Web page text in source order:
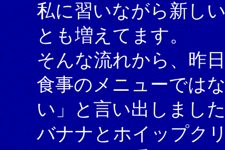
私に習いながら新し
とも増えてます。
そんな流れから、昨
食事のメニューでは
い」と言い出しまし
バナナとホイップク